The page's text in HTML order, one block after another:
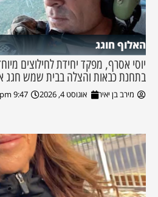
האלוף חוגג
יוסי אסרף, מפקד יחידת לחילוצים
בתחנת כבאות והצלה בבית שמש חגג
מירב בן יאיר אוגוסט 4, 2026 9:47 pm